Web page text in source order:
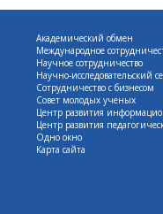
Академический обмен
Международное
Научное сотрудничество
Научно-исследовательский
Сотрудничество с бизнесом
Совет молодых ученых
Центр развития
Центр развития
Одно окно
Карта сайта